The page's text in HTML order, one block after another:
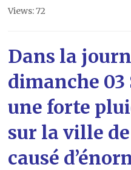
Views: 72
Dans la
dimanche 03
une forte
sur la ville
causé